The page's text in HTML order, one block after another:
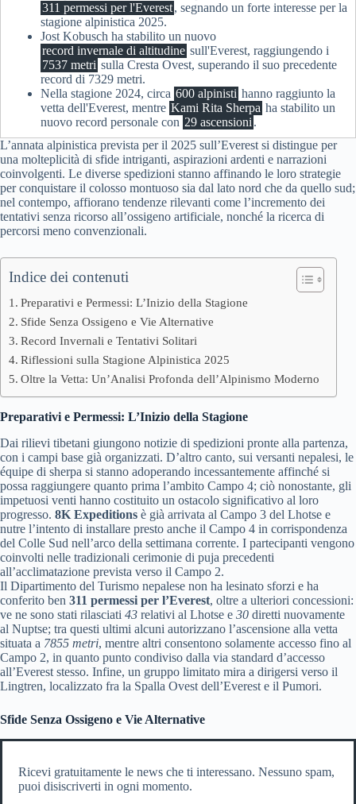
311 permessi per l'Everest, segnando un forte interesse per la
stagione alpinistica 2025.
Jost Kobusch ha stabilito un nuovo
record invernale di altitudine sull'Everest, raggiungendo i
7537 metri sulla Cresta Ovest, superando il suo precedente
record di 7329 metri.
Nella stagione 2024, circa 600 alpinisti hanno raggiunto la
vetta dell'Everest, mentre Kami Rita Sherpa ha stabilito un
nuovo record personale con 29 ascensioni .
L’annata alpinistica prevista per il 2025 sull’Everest si distingue per
una molteplicità di sfide intriganti, aspirazioni ardenti e narrazioni
coinvolgenti. Le diverse spedizioni stanno affinando le loro strategie
per conquistare il colosso montuoso sia dal lato nord che da quello sud;
nel contempo, affiorano tendenze rilevanti come l’incremento dei
tentativi senza ricorso all’ossigeno artificiale, nonché la ricerca di
percorsi meno convenzionali.
Indice dei contenuti
Preparativi e Permessi: L’Inizio della Stagione
Sfide Senza Ossigeno e Vie Alternative
Record Invernali e Tentativi Solitari
Riflessioni sulla Stagione Alpinistica 2025
Oltre la Vetta: Un’Analisi Profonda dell’Alpinismo Moderno
Preparativi e Permessi: L’Inizio della Stagione
Dai rilievi tibetani giungono notizie di spedizioni pronte alla partenza,
con i campi base già organizzati. D’altro canto, sui versanti nepalesi, le
équipe di sherpa si stanno adoperando incessantemente affinché si
possa raggiungere quanto prima l’ambito Campo 4; ciò nonostante, gli
impetuosi venti hanno costituito un ostacolo significativo al loro
progresso. 8K Expeditions è già arrivata al Campo 3 del Lhotse e
nutre l’intento di installare presto anche il Campo 4 in corrispondenza
del Colle Sud nell’arco della settimana corrente. I partecipanti vengono
coinvolti nelle tradizionali cerimonie di puja precedenti
all’acclimatazione prevista verso il Campo 2.
Il Dipartimento del Turismo nepalese non ha lesinato sforzi e ha
conferito ben 311 permessi per l’Everest, oltre a ulteriori concessioni:
ve ne sono stati rilasciati 43 relativi al Lhotse e 30 diretti nuovamente
al Nuptse; tra questi ultimi alcuni autorizzano l’ascensione alla vetta
situata a 7855 metri, mentre altri consentono solamente accesso fino al
Campo 2, in quanto punto condiviso dalla via standard d’accesso
all’Everest stesso. Infine, un gruppo limitato mira a dirigersi verso il
Lingtren, localizzato fra la Spalla Ovest dell’Everest e il Pumori.
Sfide Senza Ossigeno e Vie Alternative
Ricevi gratuitamente le news che ti interessano. Nessuno spam,
puoi disiscriverti in ogni momento.